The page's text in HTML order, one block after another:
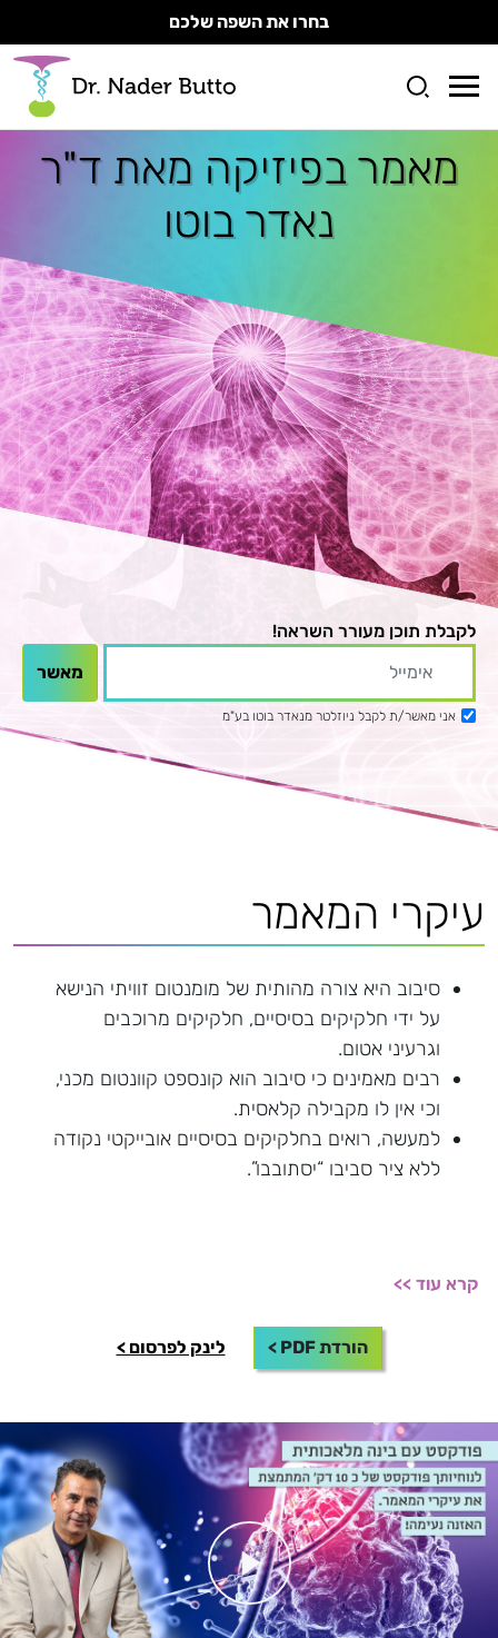
בחרו את השפה שלכם
מאמר בפיזיקה מאת ד"ר
נאדר בוטו
לקבלת תוכן מעורר השראה!
אני מאשר/ת לקבל ניוזלטר מנאדר בוטו בע"מ
עיקרי המאמר
סיבוב היא צורה מהותית של מומנטום זוויתי הנישא
על ידי חלקיקים בסיסיים, חלקיקים מרוכבים
וגרעיני אטום.
רבים מאמינים כי סיבוב הוא קונספט קוונטום מכני,
וכי אין לו מקבילה קלאסית.
למעשה, רואים בחלקיקים בסיסיים אובייקטי נקודה
ללא ציר סביבו “יסתובבו”.
קרא עוד >>
הורדת PDF > לינק לפרסום >